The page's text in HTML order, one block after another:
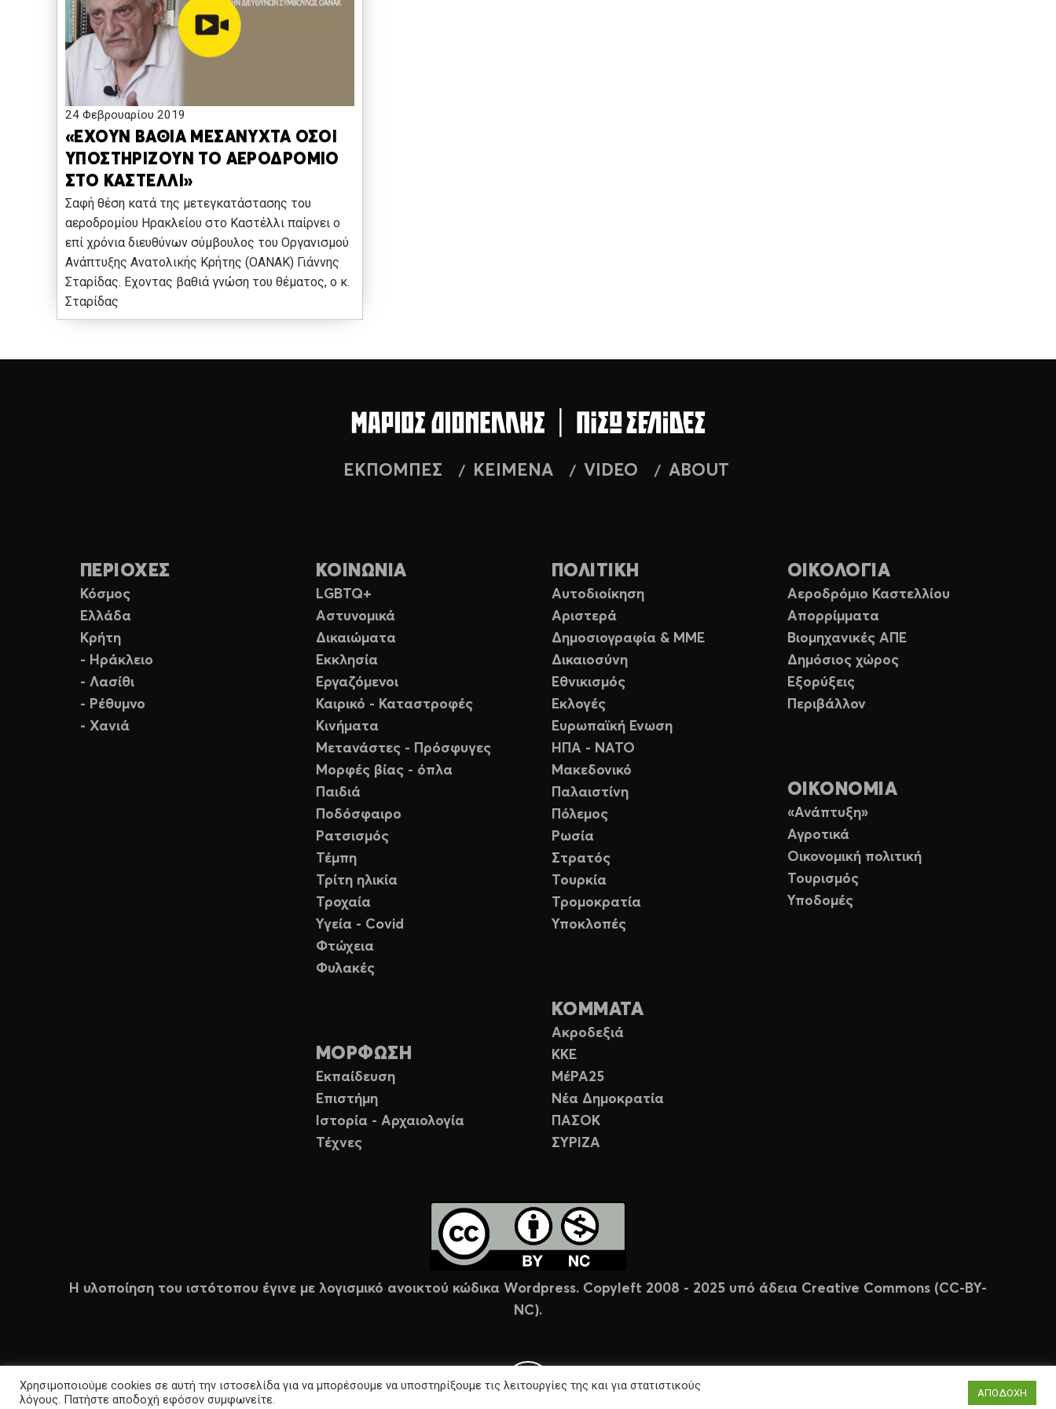
24 Φεβρουαρίου 2019
«ΕΧΟΥΝ ΒΑΘΙΑ ΜΕΣΑΝΥΧΤΑ ΟΣΟΙ
ΥΠΟΣΤΗΡΙΖΟΥΝ ΤΟ ΑΕΡΟΔΡΟΜΙΟ
ΣΤΟ ΚΑΣΤΕΛΛΙ»
Σαφή θέση κατά της μετεγκατάστασης του
αεροδρομίου Ηρακλείου στο Καστέλλι παίρνει ο
επί χρόνια διευθύνων σύμβουλος του Οργανισμού
Ανάπτυξης Ανατολικής Κρήτης (ΟΑΝΑΚ) Γιάννης
Σταρίδας. Εχοντας βαθιά γνώση του θέματος, ο κ.
Σταρίδας
ΕΚΠΟΜΠΕΣ ΚΕΙΜΕΝΑ VIDEO ABOUT
ΠΕΡΙΟΧΕΣ
Κόσμος
Ελλάδα
Κρήτη
- Ηράκλειο
- Λασίθι
- Ρέθυμνο
- Χανιά
ΚΟΙΝΩΝΙΑ
LGBTQ+
Αστυνομικά
Δικαιώματα
Εκκλησία
Εργαζόμενοι
Καιρικό - Καταστροφές
Κινήματα
Μετανάστες - Πρόσφυγες
Μορφές βίας - όπλα
Παιδιά
Ποδόσφαιρο
Ρατσισμός
Τέμπη
Τρίτη ηλικία
Τροχαία
Υγεία - Covid
Φτώχεια
Φυλακές
ΜΟΡΦΩΣΗ
Εκπαίδευση
Επιστήμη
Ιστορία - Αρχαιολογία
Τέχνες
ΠΟΛΙΤΙΚΗ
Αυτοδιοίκηση
Αριστερά
Δημοσιογραφία & ΜΜΕ
Δικαιοσύνη
Εθνικισμός
Εκλογές
Ευρωπαϊκή Ενωση
ΗΠΑ - ΝΑΤΟ
Μακεδονικό
Παλαιστίνη
Πόλεμος
Ρωσία
Στρατός
Τουρκία
Τρομοκρατία
Υποκλοπές
ΚΟΜΜΑΤΑ
Ακροδεξιά
ΚΚΕ
ΜέΡΑ25
Νέα Δημοκρατία
ΠΑΣΟΚ
ΣΥΡΙΖΑ
ΟΙΚΟΛΟΓΙΑ
Αεροδρόμιο Καστελλίου
Απορρίμματα
Βιομηχανικές ΑΠΕ
Δημόσιος χώρος
Εξορύξεις
Περιβάλλον
ΟΙΚΟΝΟΜΙΑ
«Ανάπτυξη»
Αγροτικά
Οικονομική πολιτική
Τουρισμός
Υποδομές
Η υλοποίηση του ιστότοπου έγινε με λογισμικό ανοικτού κώδικα Wordpress. Copyleft 2008 - 2025 υπό άδεια Creative Commons (CC-BY-
NC).
Χρησιμοποιούμε cookies σε αυτή την ιστοσελίδα για να μπορέσουμε να υποστηρίξουμε τις λειτουργίες της και για στατιστικούς
λόγους. Πατήστε αποδοχή εφόσον συμφωνείτε.
ΑΠΟΔΟΧΗ